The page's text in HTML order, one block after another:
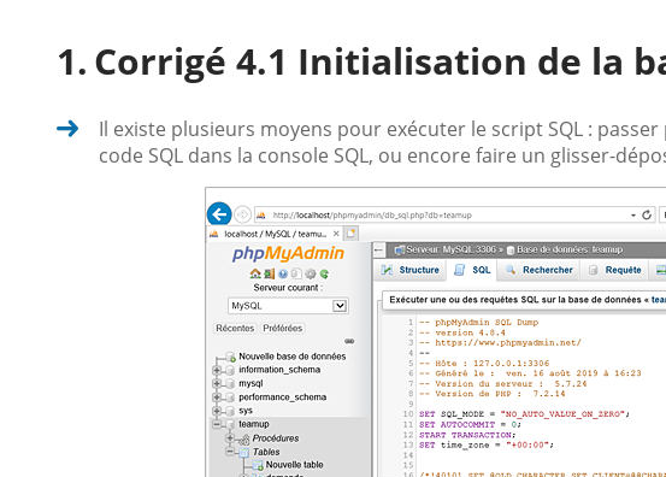
Corrigé 4.1 Initialisation de la
Il existe plusieurs moyens pour exécuter le script SQL :
code SQL dans la console SQL, ou encore faire un glisser-